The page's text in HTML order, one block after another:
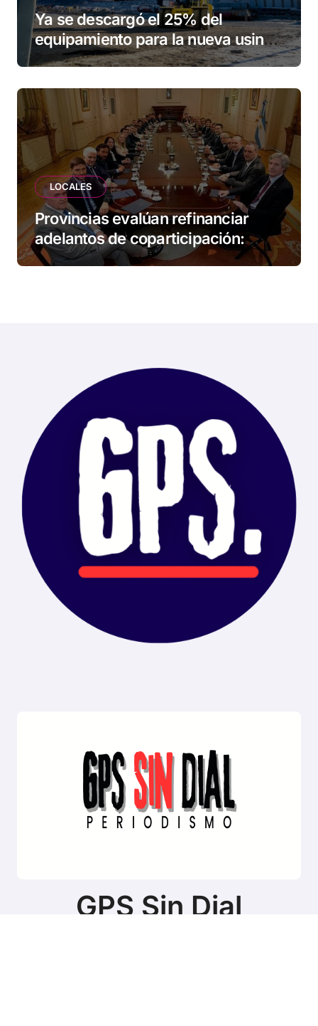
Ya se descargó el 25% del
equipamiento para la nueva usina
de Ushuaia
LOCALES
Provincias evalúan refinanciar
adelantos de coparticipación:
Tierra del Fuego, entre las
GPS Sin Dial